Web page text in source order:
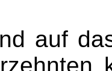
auf